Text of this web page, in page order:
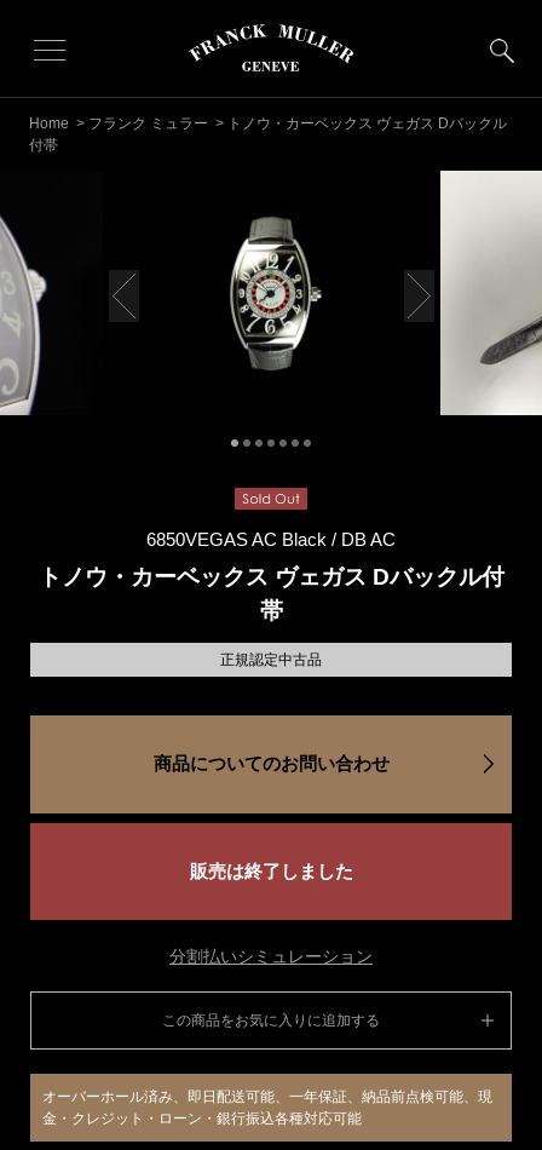
Home > フランク ミュラー > トノウ・カーベックス ヴェガス Dバックル
付帯
6850VEGAS AC Black / DB AC
トノウ・カーベックス ヴェガス Dバックル付
帯
正規認定中古品
商品についてのお問い合わせ
販売は終了しました
分割払いシミュレーション
この商品をお気に入りに追加する
オーバーホール済み、即日配送可能、一年保証、納品前点検可能、現
金・クレジット・ローン・銀行振込各種対応可能